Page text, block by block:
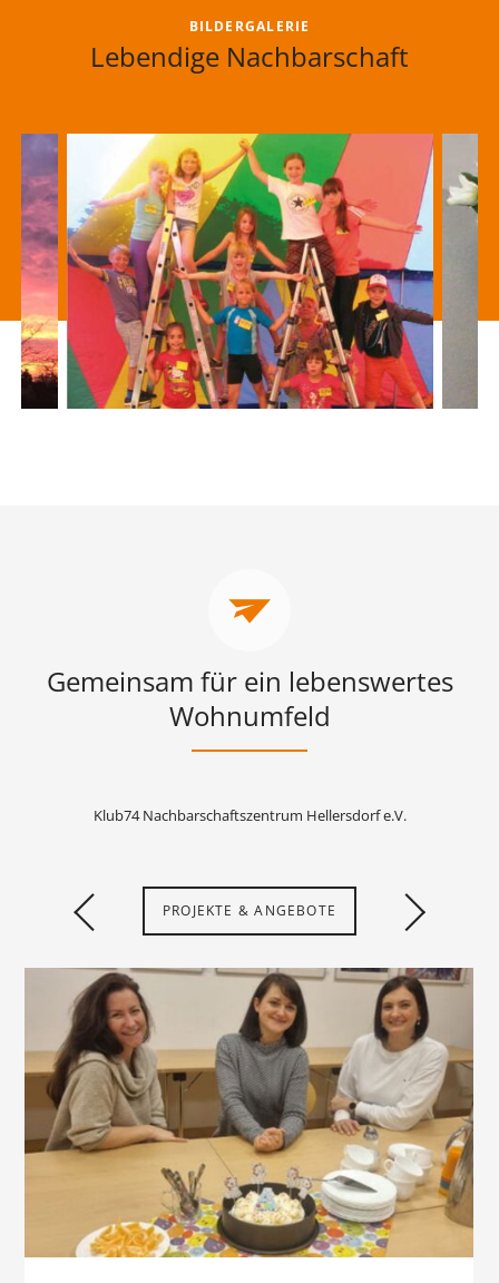
BILDERGALERIE
Lebendige Nachbarschaft
Gemeinsam für ein lebenswertes
Wohnumfeld
Klub74 Nachbarschaftszentrum Hellersdorf e.V.
PROJEKTE & ANGEBOTE